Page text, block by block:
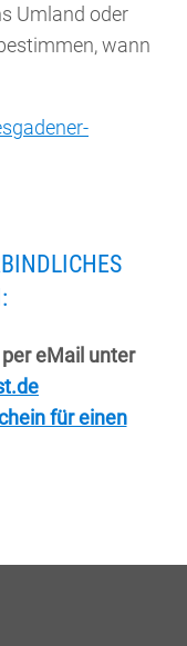
Umland oder
wann
eMail unter
für einen